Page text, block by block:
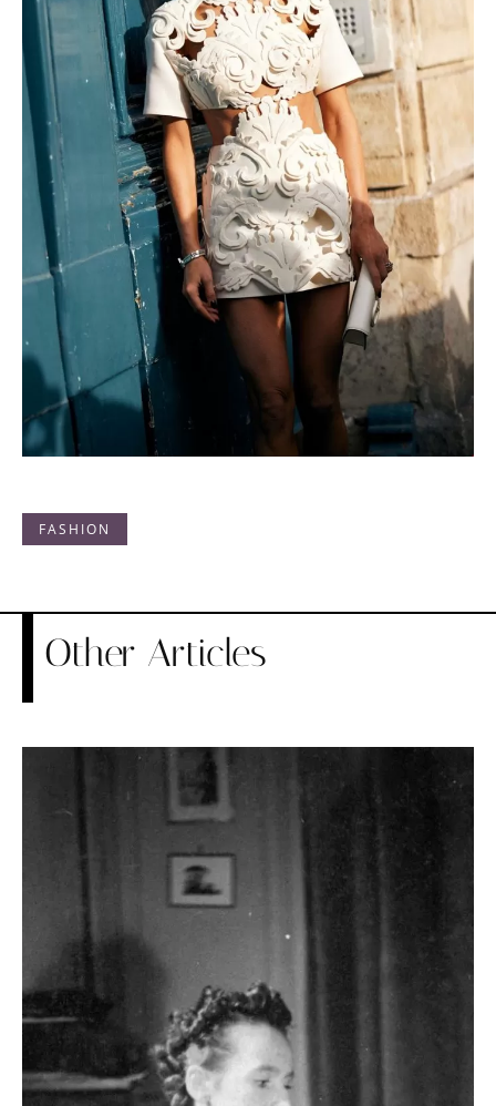
FASHION
Other Articles